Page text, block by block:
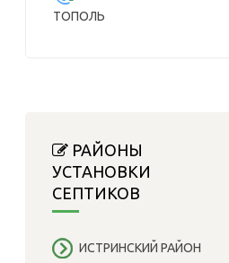
ТОПОЛЬ
РАЙОНЫ
УСТАНОВКИ
СЕПТИКОВ
ИСТРИНСКИЙ РАЙОН